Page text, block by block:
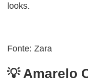
looks.
Fonte: Zara
Amarelo